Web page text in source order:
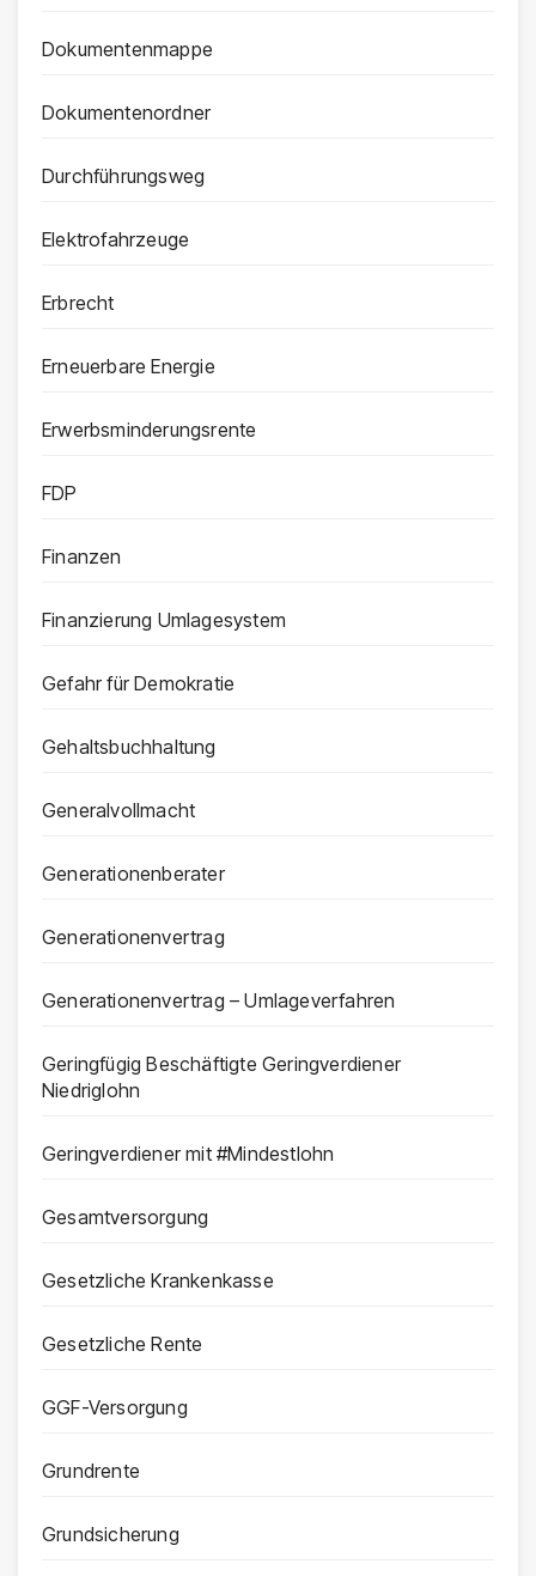
Dokumentenmappe
Dokumentenordner
Durchführungsweg
Elektrofahrzeuge
Erbrecht
Erneuerbare Energie
Erwerbsminderungsrente
FDP
Finanzen
Finanzierung Umlagesystem
Gefahr für Demokratie
Gehaltsbuchhaltung
Generalvollmacht
Generationenberater
Generationenvertrag
Generationenvertrag – Umlageverfahren
Geringfügig Beschäftigte Geringverdiener
Niedriglohn
Geringverdiener mit #Mindestlohn
Gesamtversorgung
Gesetzliche Krankenkasse
Gesetzliche Rente
GGF-Versorgung
Grundrente
Grundsicherung